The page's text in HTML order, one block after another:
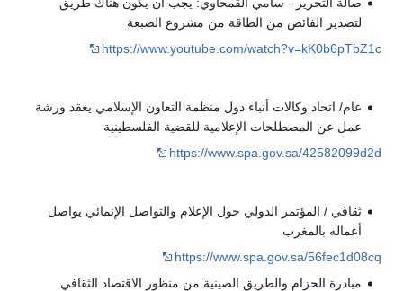
لتصدير الفائض من الطاقة من مشروع الضبعة
https://www.youtube.com/watch?v=kK0b6pTbZ1c
عام/ اتحاد وكالات أنباء دول منظمة التعاون الإسلامي يعقد ورشة
عمل عن المصطلحات الإعلامية للقضية الفلسطينية
https://www.spa.gov.sa/42582099d2d
ثقافي / المؤتمر الدولي حول الإعلام والتواصل الإنمائي يواصل
أعماله بالمغرب
https://www.spa.gov.sa/56fec1d08cq
مبادرة الحزام والطريق الصينية من منظور الاقتصاد الثقافي